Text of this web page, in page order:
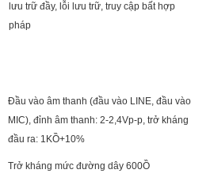
lưu trữ đầy, lỗi lưu trữ, truy cập bất hợp
pháp
Đầu vào âm thanh (đầu vào LINE, đầu vào
MIC), đỉnh âm thanh: 2-2,4Vp-p, trở kháng
đầu ra: 1KỒ+10%
Trở kháng mức đường dây 600Ồ